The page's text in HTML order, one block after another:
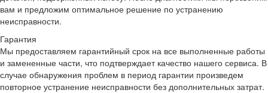
вам и предложим оптимальное решение по устранению
неисправности.
Гарантия
Мы предоставляем гарантийный срок на все выполненные работы
и замененные части, что подтверждает качество нашего сервиса. В
случае обнаружения проблем в период гарантии произведем
повторное устранение неисправности без дополнительных затрат.